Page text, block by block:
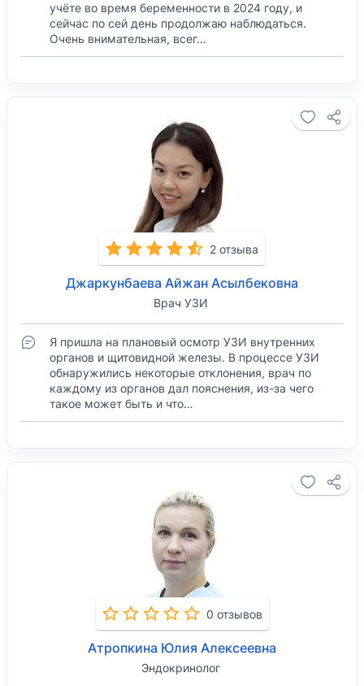
учёте во время беременности в 2024 году, и
сейчас по сей день продолжаю наблюдаться.
Очень внимательная, всег…
2 отзыва
Джаркунбаева Айжан Асылбековна
Врач УЗИ
Я пришла на плановый осмотр УЗИ внутренних
органов и щитовидной железы. В процессе УЗИ
обнаружились некоторые отклонения, врач по
каждому из органов дал пояснения, из-за чего
такое может быть и что…
0 отзывов
Атропкина Юлия Алексеевна
Эндокринолог